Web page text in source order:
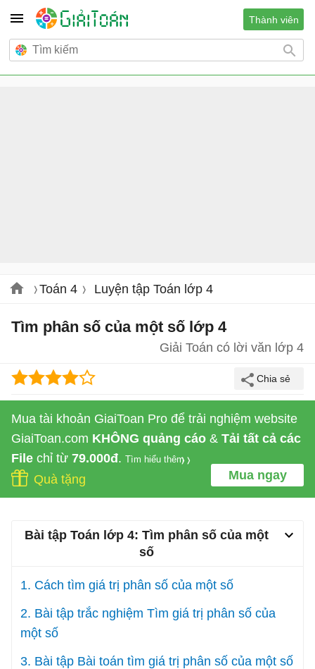
Thành viên
Toán 4 Luyện tập Toán lớp 4
Tìm phân số của một số lớp 4
Giải Toán có lời văn lớp 4
Mua tài khoản GiaiToan Pro để trải nghiệm website
GiaiToan.com KHÔNG quảng cáo & Tải tất cả các
File chỉ từ 79.000đ. Tìm hiểu thêm
Mua ngay
Quà tặng
Bài tập Toán lớp 4: Tìm phân số của một
số
1. Cách tìm giá trị phân số của một số
2. Bài tập trắc nghiệm Tìm giá trị phân số của
một số
3. Bài tập Bài toán tìm giá trị phân số của một số